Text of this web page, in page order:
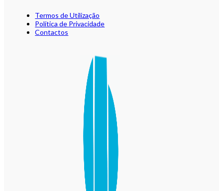
Termos de Utilização
Política de Privacidade
Contactos